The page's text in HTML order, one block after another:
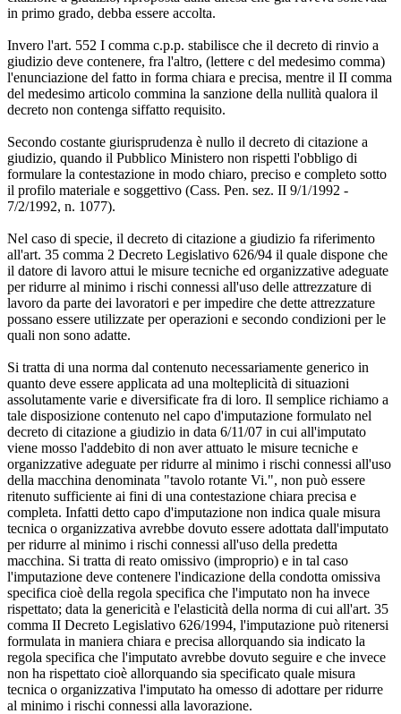
in primo grado, debba essere accolta.
Invero l'art. 552 I comma c.p.p. stabilisce che il decreto di rinvio a
giudizio deve contenere, fra l'altro, (lettere c del medesimo comma)
l'enunciazione del fatto in forma chiara e precisa, mentre il II comma
del medesimo articolo commina la sanzione della nullità qualora il
decreto non contenga siffatto requisito.
Secondo costante giurisprudenza è nullo il decreto di citazione a
giudizio, quando il Pubblico Ministero non rispetti l'obbligo di
formulare la contestazione in modo chiaro, preciso e completo sotto
il profilo materiale e soggettivo (Cass. Pen. sez. II 9/1/1992 -
7/2/1992, n. 1077).
Nel caso di specie, il decreto di citazione a giudizio fa riferimento
all'art. 35 comma 2 Decreto Legislativo 626/94 il quale dispone che
il datore di lavoro attui le misure tecniche ed organizzative adeguate
per ridurre al minimo i rischi connessi all'uso delle attrezzature di
lavoro da parte dei lavoratori e per impedire che dette attrezzature
possano essere utilizzate per operazioni e secondo condizioni per le
quali non sono adatte.
Si tratta di una norma dal contenuto necessariamente generico in
quanto deve essere applicata ad una molteplicità di situazioni
assolutamente varie e diversificate fra di loro. Il semplice richiamo a
tale disposizione contenuto nel capo d'imputazione formulato nel
decreto di citazione a giudizio in data 6/11/07 in cui all'imputato
viene mosso l'addebito di non aver attuato le misure tecniche e
organizzative adeguate per ridurre al minimo i rischi connessi all'uso
della macchina denominata "tavolo rotante Vi.", non può essere
ritenuto sufficiente ai fini di una contestazione chiara precisa e
completa. Infatti detto capo d'imputazione non indica quale misura
tecnica o organizzativa avrebbe dovuto essere adottata dall'imputato
per ridurre al minimo i rischi connessi all'uso della predetta
macchina. Si tratta di reato omissivo (improprio) e in tal caso
l'imputazione deve contenere l'indicazione della condotta omissiva
specifica cioè della regola specifica che l'imputato non ha invece
rispettato; data la genericità e l'elasticità della norma di cui all'art. 35
comma II Decreto Legislativo 626/1994, l'imputazione può ritenersi
formulata in maniera chiara e precisa allorquando sia indicato la
regola specifica che l'imputato avrebbe dovuto seguire e che invece
non ha rispettato cioè allorquando sia specificato quale misura
tecnica o organizzativa l'imputato ha omesso di adottare per ridurre
al minimo i rischi connessi alla lavorazione.